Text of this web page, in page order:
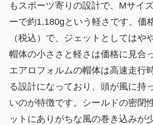
もスポーツ寄りの設計で、Mサイ
ーで約1,180gという軽さです。価
（税込）で、ジェットとしてはや
帽体の小ささと軽さは価格に見合
エアロフォルムの帽体は高速走行
る設計になっており、頭が風に持
いのが特徴です。シールドの密閉
ットにありがちな風の巻き込みが